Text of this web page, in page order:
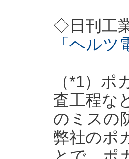
◇日刊工
「ヘル
（*1）
査工程な
のミスの
弊社のポ